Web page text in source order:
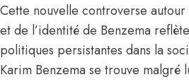
Cette nouvelle controverse
et de l’identité de Benzema
politiques persistantes dans la
Karim Benzema se trouve